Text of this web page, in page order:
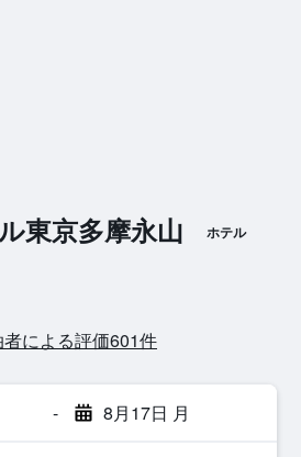
東京多摩永山 ホテル
による評価601​件
- 8月17日 月